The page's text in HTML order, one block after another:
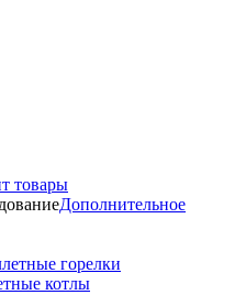
товары
Дополнительное
горелки
котлы